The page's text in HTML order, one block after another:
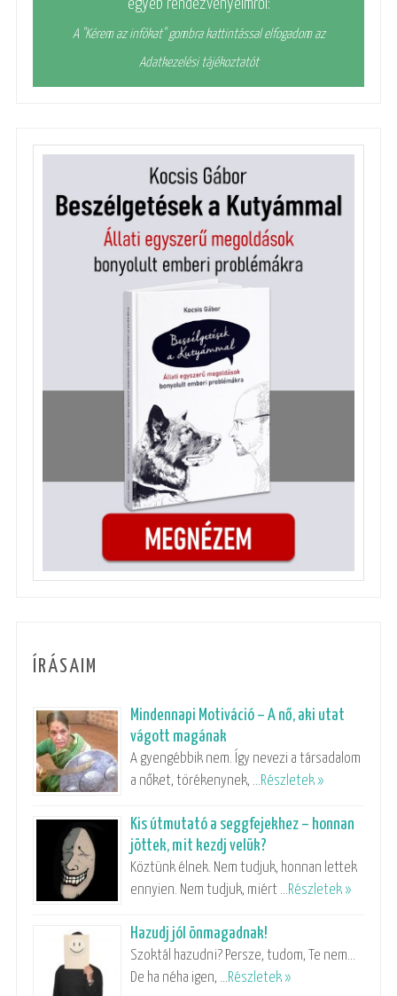
egyéb rendezvényeimről:
A "Kérem az infókat" gombra kattintással elfogadom az
Adatkezelési tájékoztatót
ÍRÁSAIM
Mindennapi Motiváció – A nő, aki utat
vágott magának
A gyengébbik nem. Így nevezi a társadalom
a nőket, törékenynek, …Részletek »
Kis útmutató a seggfejekhez – honnan
jöttek, mit kezdj velük?
Köztünk élnek. Nem tudjuk, honnan lettek
ennyien. Nem tudjuk, miért …Részletek »
Hazudj jól önmagadnak!
Szoktál hazudni? Persze, tudom, Te nem…
De ha néha igen, …Részletek »